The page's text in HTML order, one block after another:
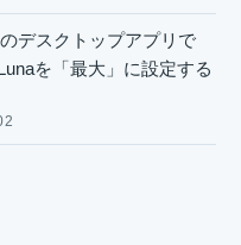
デスクトップアプリで
を「最大」に設定する